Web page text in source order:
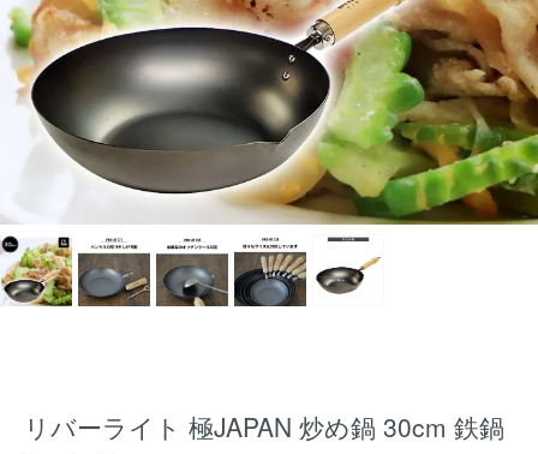
リバーライト 極JAPAN 炒め鍋 30cm 鉄鍋